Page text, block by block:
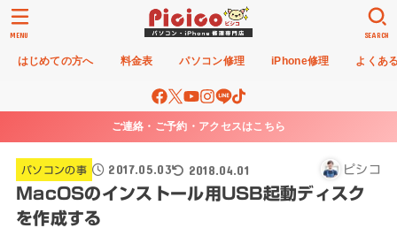
はじめての方へ 料金表 パソコン修理 iPhone修理 よくあ
SEARCH
MENU
ご連絡・ご予約・アクセスはこちら
パソコンの事 2017.05.03 2018.04.01 ピシコ
MacOSのインストール用USB起動ディスク
を作成する